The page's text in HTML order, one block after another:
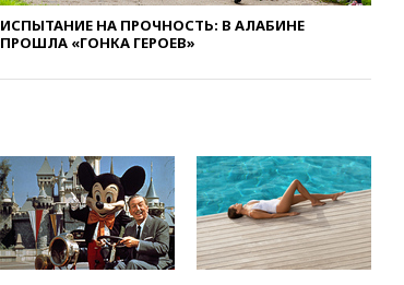
06:00Суд обязал Meta
выплатить $567 млн по делу о
здоровью детей
в США
04:00
Суд взыскал почти 5 млн
рублей в пользу семьи
отравившегося в детсаду
мальчика
ИСПЫТАНИЕ НА ПРОЧНОСТЬ: В АЛАБИНЕ
ПРОШЛА «ГОНКА ГЕРОЕВ»